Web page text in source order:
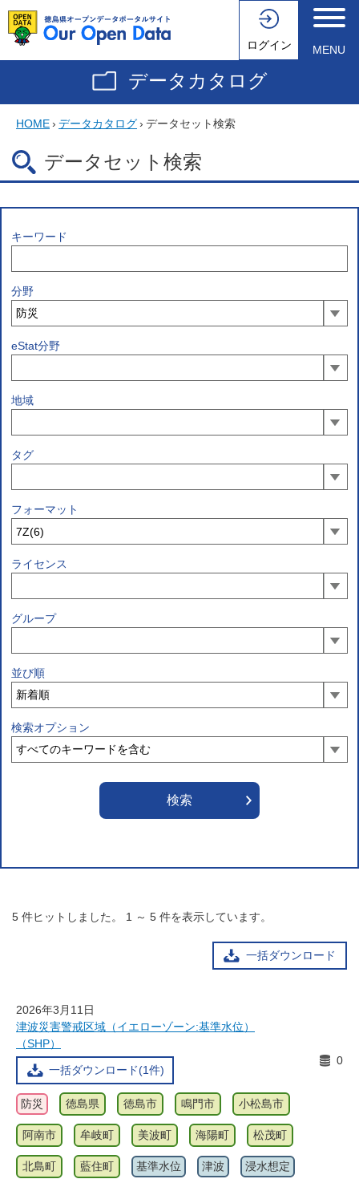
ログイン MENU
データカタログ
HOME› データカタログ› データセット検索
データセット検索
キーワード
分野
eStat分野
地域
タグ
フォーマット
ライセンス
グループ
並び順
検索オプション
5 件ヒットしました。 1 ～ 5 件を表示しています。
一括ダウンロード
2026年3月11日
津波災害警戒区域（イエローゾーン:基準水位）
（SHP）
一括ダウンロード(1件)
0
防災 徳島県 徳島市 鳴門市 小松島市
阿南市 牟岐町 美波町 海陽町 松茂町
北島町 藍住町 基準水位 津波 浸水想定